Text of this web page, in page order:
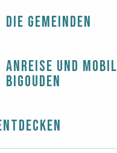
Die Gemeinden
Anreise und
Bigouden